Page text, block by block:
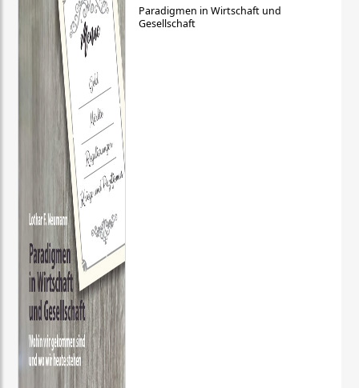
Paradigmen in Wirtschaft und
Gesellschaft